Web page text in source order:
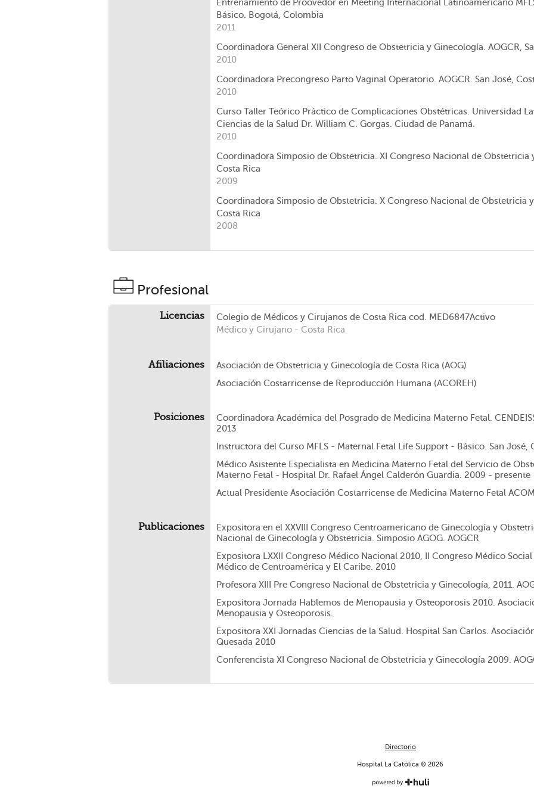
Entrenamiento de Proovedor en Meeting Internacional Latinoamericano
Básico. Bogotá, Colombia
2011
Coordinadora General XII Congreso de Obstetricia y Ginecología. AOGCR,
2010
Coordinadora Precongreso Parto Vaginal Operatorio. AOGCR. San José,
2010
Curso Taller Teórico Práctico de Complicaciones Obstétricas. Universidad
Ciencias de la Salud Dr. William C. Gorgas. Ciudad de Panamá.
2010
Coordinadora Simposio de Obstetricia. XI Congreso Nacional de Obstetricia
Costa Rica
2009
Coordinadora Simposio de Obstetricia. X Congreso Nacional de Obstetricia
Costa Rica
2008
Profesional
Licencias Colegio de Médicos y Cirujanos de Costa Rica cod. MED6847Activo
Médico y Cirujano - Costa Rica
Afiliaciones
Asociación de Obstetricia y Ginecología de Costa Rica (AOG)
Asociación Costarricense de Reproducción Humana (ACOREH)
Posiciones
Coordinadora Académica del Posgrado de Medicina Materno Fetal.
2013
Instructora del Curso MFLS - Maternal Fetal Life Support - Básico. San José,
Médico Asistente Especialista en Medicina Materno Fetal del Servicio de
Materno Fetal - Hospital Dr. Rafael Ángel Calderón Guardia. 2009 - presente
Actual Presidente Asociación Costarricense de Medicina Materno Fetal
Publicaciones
Expositora en el XXVIII Congreso Centroamericano de Ginecología y
Nacional de Ginecología y Obstetricia. Simposio AGOG. AOGCR
Expositora LXXII Congreso Médico Nacional 2010, II Congreso Médico
Médico de Centroamérica y El Caribe. 2010
Profesora XIII Pre Congreso Nacional de Obstetricia y Ginecología, 2011.
Expositora Jornada Hablemos de Menopausia y Osteoporosis 2010.
Menopausia y Osteoporosis.
Expositora XXI Jornadas Ciencias de la Salud. Hospital San Carlos.
Quesada 2010
Conferencista XI Congreso Nacional de Obstetricia y Ginecología 2009.
Directorio
Hospital La Católica © 2026